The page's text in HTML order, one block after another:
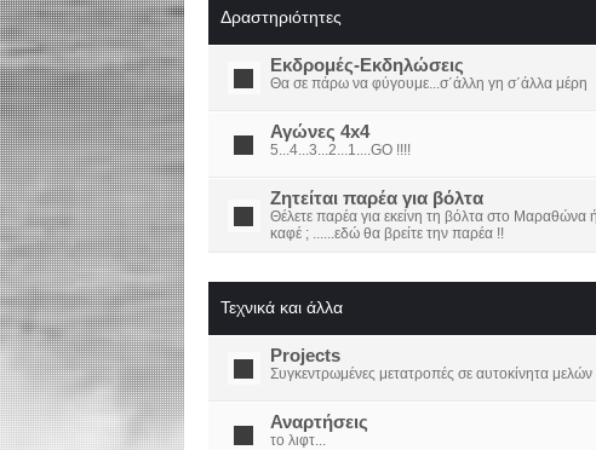
Δραστηριότητες
Εκδρομές-Εκδηλώσεις
Θα σε πάρω να φύγουμε...σ΄άλλη γη σ΄άλλα μέρη
Αγώνες 4x4
5...4...3...2...1....GO !!!!
Ζητείται παρέα για βόλτα
Θέλετε παρέα για εκείνη τη βόλτα στο Μαραθώνα
καφέ ; ......εδώ θα βρείτε την παρέα !!
Τεχνικά και άλλα
Projects
Συγκεντρωμένες μετατροπές σε αυτοκίνητα μελών
Αναρτήσεις
το λιφτ...